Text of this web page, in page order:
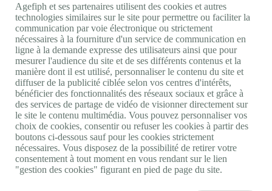
Nos autres sites
Site portail Agefiph
Activateur de progrès
Handinnov
Innovation et recherche
Université du RRH
Service AppuiPro
Nous suivre
Youtube
Linkedin
Facebook
Twitter
Agefiph et ses partenaires utilisent des cookies et autres
technologies similaires sur le site pour permettre ou faciliter la
communication par voie électronique ou strictement
nécessaires à la fourniture d'un service de communication en
ligne à la demande expresse des utilisateurs ainsi que pour
mesurer l'audience du site et de ses différents contenus et la
manière dont il est utilisé, personnaliser le contenu du site et
diffuser de la publicité ciblée selon vos centres d'intérêts,
bénéficier des fonctionnalités des réseaux sociaux et grâce à
des services de partage de vidéo de visionner directement sur
le site le contenu multimédia. Vous pouvez personnaliser vos
choix de cookies, consentir ou refuser les cookies à partir des
boutons ci-dessous sauf pour les cookies strictement
nécessaires. Vous disposez de la possibilité de retirer votre
consentement à tout moment en vous rendant sur le lien
"gestion des cookies" figurant en pied de page du site.